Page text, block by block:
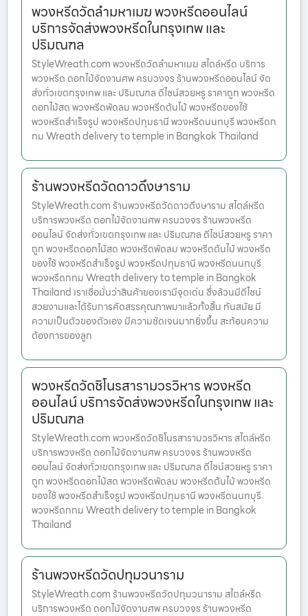
พวงหรีดวัดลำมหาเมฆ พวงหรีดออนไลน์
บริการจัดส่งพวงหรีดในกรุงเทพ และ
ปริมณฑล
StyleWreath.com พวงหรีดวัดลำมหาเมฆ สไตล์หรีด บริการ
พวงหรีด ดอกไม้จัดงานศพ ครบวงจร ร้านพวงหรีดออนไลน์ จัด
ส่งทั่วเขตกรุงเทพ และ ปริมณฑล ดีไซน์สวยหรู ราคาถูก พวงหรีด
ดอกไม้สด พวงหรีดพัดลม พวงหรีดต้นไม้ พวงหรีดของใช้
พวงหรีดสำเร็จรูป พวงหรีดปทุมธานี พวงหรีดนนทบุรี พวงหรีดก
ทม Wreath delivery to temple in Bangkok Thailand
ร้านพวงหรีดวัดดาวดึงษาราม
StyleWreath.com ร้านพวงหรีดวัดดาวดึงษาราม สไตล์หรีด
บริการพวงหรีด ดอกไม้จัดงานศพ ครบวงจร ร้านพวงหรีด
ออนไลน์ จัดส่งทั่วเขตกรุงเทพ และ ปริมณฑล ดีไซน์สวยหรู ราคา
ถูก พวงหรีดดอกไม้สด พวงหรีดพัดลม พวงหรีดต้นไม้ พวงหรีด
ของใช้ พวงหรีดสำเร็จรูป พวงหรีดปทุมธานี พวงหรีดนนทบุรี
พวงหรีดกทม Wreath delivery to temple in Bangkok
Thailand เราเชื่อมั่นว่าสินค้าของเรามีจุดเด่น ซึ่งล้วนมีดีไซน์
สวยงามและได้รับการคัดสรรคุณภาพมาแล้วทั้งสิ้น ทันสมัย มี
ความเป็นตัวของตัวเอง มีความชัดเจนมากยิ่งขึ้น สะท้อนความ
ต้องการของลูก
พวงหรีดวัดชิโนรสารามวรวิหาร พวงหรีด
ออนไลน์ บริการจัดส่งพวงหรีดในกรุงเทพ และ
ปริมณฑล
StyleWreath.com พวงหรีดวัดชิโนรสารามวรวิหาร สไตล์หรีด
บริการพวงหรีด ดอกไม้จัดงานศพ ครบวงจร ร้านพวงหรีด
ออนไลน์ จัดส่งทั่วเขตกรุงเทพ และ ปริมณฑล ดีไซน์สวยหรู ราคา
ถูก พวงหรีดดอกไม้สด พวงหรีดพัดลม พวงหรีดต้นไม้ พวงหรีด
ของใช้ พวงหรีดสำเร็จรูป พวงหรีดปทุมธานี พวงหรีดนนทบุรี
พวงหรีดกทม Wreath delivery to temple in Bangkok
Thailand
ร้านพวงหรีดวัดปทุมวนาราม
StyleWreath.com ร้านพวงหรีดวัดปทุมวนาราม สไตล์หรีด
บริการพวงหรีด ดอกไม้จัดงานศพ ครบวงจร ร้านพวงหรีด